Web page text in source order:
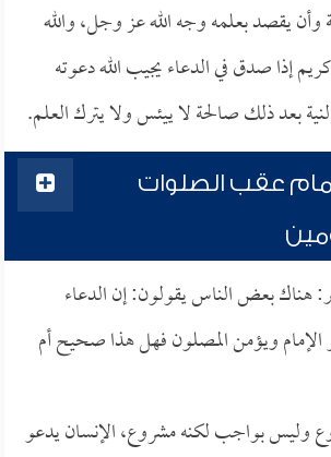
وأن يقصد بعلمه وجه الله عز وجل، والله
إذا صدق في الدعاء يجيب الله دعوته
بعد ذلك صالحة لا ييئس ولا يترك العلم.
عقب الصلوات
هناك بعض الناس يقولون: إن الدعاء
ويؤمن المصلون فهل هذا صحيح أم
وليس بواجب لكنه مشروع، الإنسان يدعو